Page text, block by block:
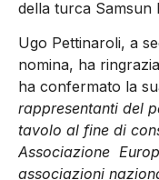
della turca Samsun
Ugo Pettinaroli, a
nomina, ha
ha confermato la
rappresentanti del
tavolo al fine di
Associazione
associazioni